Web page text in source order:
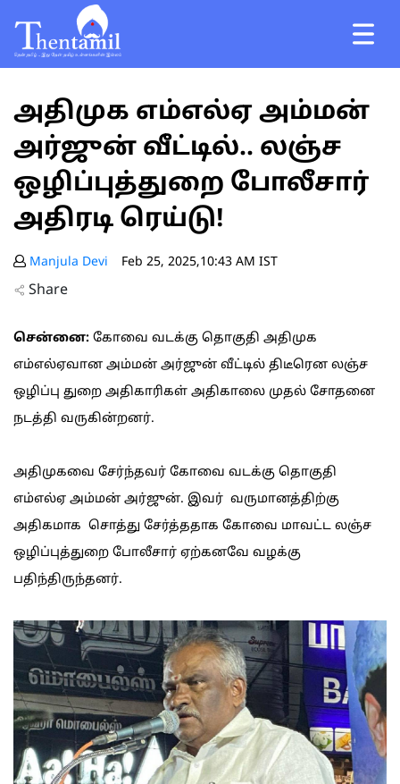
அதிமுக எம்எல்ஏ அம்மன்
அர்ஜுன் வீட்டில்.. லஞ்ச
ஒழிப்புத்துறை போலீசார்
அதிரடி ரெய்டு!
Manjula Devi Feb 25, 2025,10:43 AM IST
Share
சென்னை: கோவை வடக்கு தொகுதி அதிமுக
எம்எல்ஏவான அம்மன் அர்ஜுன் வீட்டில் திடீரென லஞ்ச
ஒழிப்பு துறை அதிகாரிகள் அதிகாலை முதல் சோதனை
நடத்தி வருகின்றனர்.
அதிமுகவை சேர்ந்தவர் கோவை வடக்கு தொகுதி
எம்எல்ஏ அம்மன் அர்ஜுன். இவர் வருமானத்திற்கு
அதிகமாக சொத்து சேர்த்ததாக கோவை மாவட்ட லஞ்ச
ஒழிப்புத்துறை போலீசார் ஏற்கனவே வழக்கு
பதிந்திருந்தனர்.